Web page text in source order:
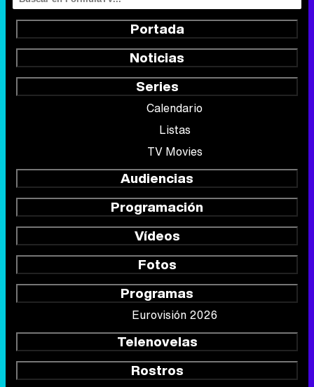
Portada
Noticias
Series
Calendario
Listas
TV Movies
Audiencias
Programación
Vídeos
Fotos
Programas
Eurovisión 2026
Telenovelas
Rostros